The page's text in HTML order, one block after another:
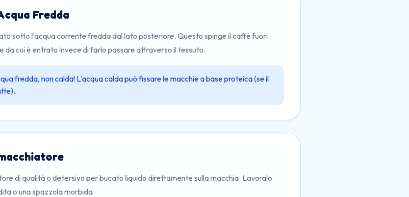
Fredda
sotto l'acqua corrente fredda dal lato posteriore. Questo spinge il caffè fuori
da cui è entrato invece di farlo passare attraverso il tessuto.
fredda, non calda! L'acqua calda può fissare le macchie a base proteica (se il
di qualità o detersivo per bucato liquido direttamente sulla macchia. Lavoralo
o una spazzola morbida.